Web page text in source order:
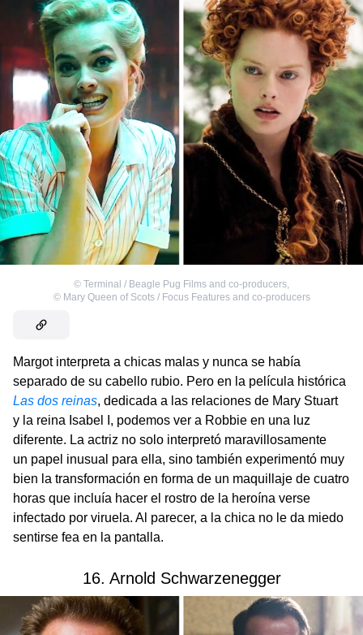
© Terminal / Beagle Pug Films and co-producers,
© Mary Queen of Scots / Focus Features and co-producers
Margot interpreta a chicas malas y nunca se había
separado de su cabello rubio. Pero en la película histórica
Las dos reinas, dedicada a las relaciones de Mary Stuart
y la reina Isabel I, podemos ver a Robbie en una luz
diferente. La actriz no solo interpretó maravillosamente
un papel inusual para ella, sino también experimentó muy
bien la transformación en forma de un maquillaje de cuatro
horas que incluía hacer el rostro de la heroína verse
infectado por viruela. Al parecer, a la chica no le da miedo
sentirse fea en la pantalla.
16. Arnold Schwarzenegger